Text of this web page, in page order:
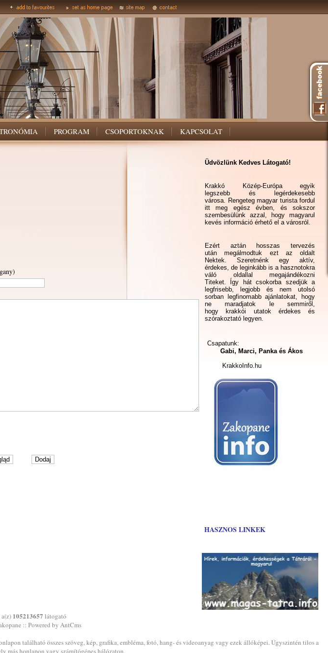
PROGRAM CSOPORTOKNAK KAPCSOLAT
Üdvözlünk Kedves Látogató!
Krakkó Közép-Európa egyik
legszebb és legérdekesebb
városa. Rengeteg magyar turista fordul
itt meg egész évben, és sokszor
szembesülünk azzal, hogy magyarul
kevés információ érhető el a városról.
Ezért aztán hosszas tervezés
után megálmodtuk ezt az oldalt
Nektek. Szeretnénk egy aktív,
érdekes, de leginkább is a hasznotokra
váló oldallal megajándékozni
Titeket. Így hát csokorba szedjük a
legfrisebb, legjobb és nem utolsó
sorban legfinomabb ajánlatokat, hogy
ne maradjatok le semmiről,
hogy krakkói utatok érdekes és
szórakoztató legyen.
Csapatunk:
Gabi, Marci, Panka és Ákos
KrakkoInfo.hu
HASZNOS LINKEK
105213657 látogató
:: Powered by AntCms
található összes szöveg, kép, grafika, embléma, fotó, hang- és videoanyag vagy ezek állóképei. Úgyszintén tilos a
más honlapon vagy számítógépes hálózaton.